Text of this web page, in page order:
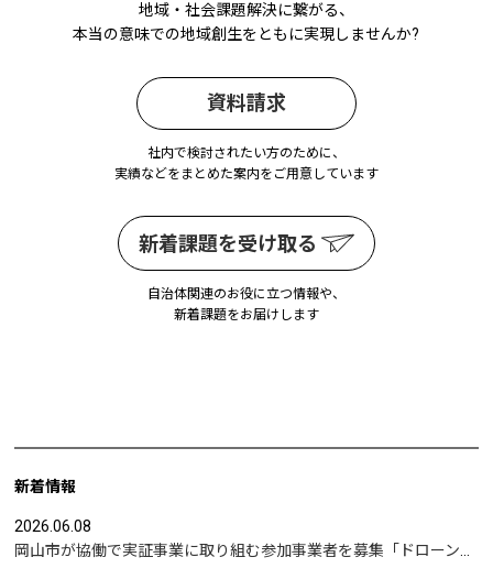
地域・社会課題解決に繋がる、
本当の意味での地域創生をともに実現しませんか?
資料請求
社内で検討されたい方のために、
実績などをまとめた案内をご用意しています
新着課題を受け取る
自治体関連のお役に立つ情報や、
新着課題をお届けします
新着情報
2026.06.08